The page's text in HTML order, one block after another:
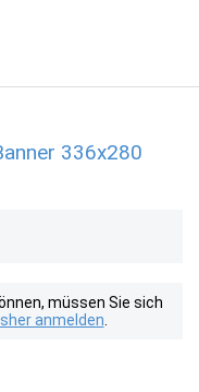
336x280
müssen Sie sich
anmelden